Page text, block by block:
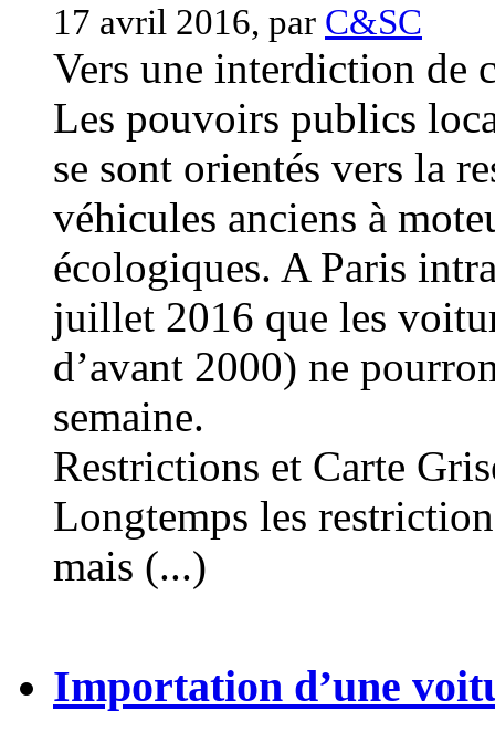
17 avril 2016, par C&SC
Vers une interdiction de
Les pouvoirs publics
se sont orientés vers la
véhicules anciens à
écologiques. A Paris
juillet 2016 que les
d’avant 2000) ne
semaine.
Restrictions et Carte
Longtemps les
mais (...)
Importation d’une